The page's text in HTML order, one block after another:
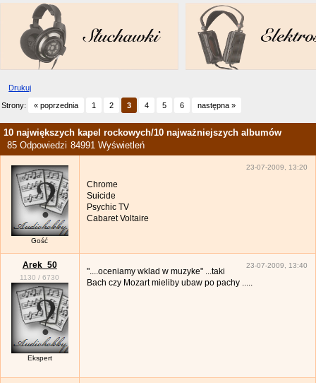
Drukuj
Strony: « poprzednia 1 2 3 4 5 6 następna »
10 największych kapel rockowych/10 najważniejszych albumów
85 Odpowiedzi 84991 Wyświetleń
Gość
23-07-2009, 13:20
Chrome
Suicide
Psychic TV
Cabaret Voltaire
Arek_50
1130 /6730
Ekspert
23-07-2009, 13:40
"....oceniamy wklad w muzyke" ...taki
Bach czy Mozart mieliby ubaw po pachy .....